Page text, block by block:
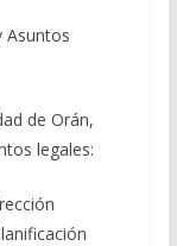
Asuntos
de Orán,
legales: